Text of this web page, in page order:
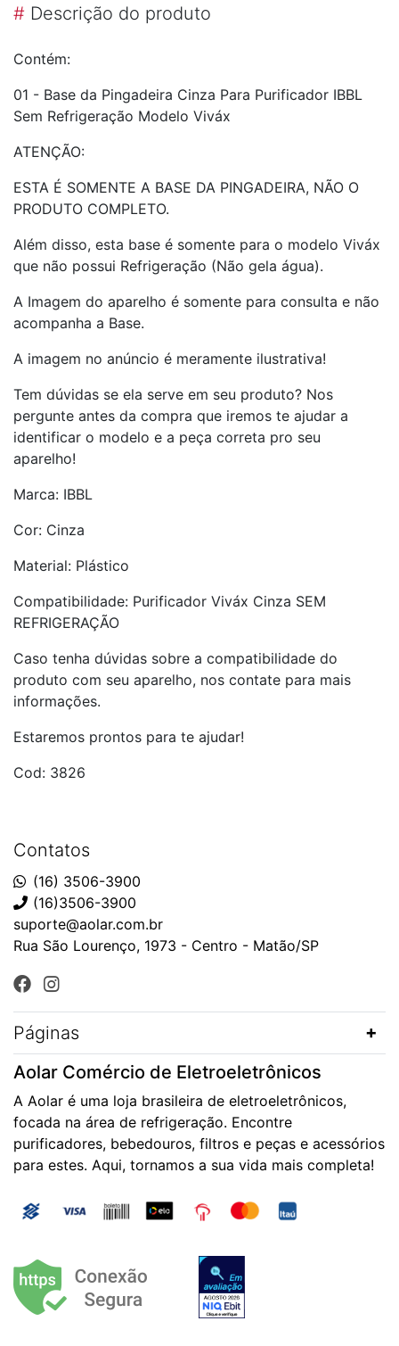
# Descrição do produto
Contém:
01 - Base da Pingadeira Cinza Para Purificador IBBL
Sem Refrigeração Modelo Viváx
ATENÇÃO:
ESTA É SOMENTE A BASE DA PINGADEIRA, NÃO O
PRODUTO COMPLETO.
Além disso, esta base é somente para o modelo Viváx
que não possui Refrigeração (Não gela água).
A Imagem do aparelho é somente para consulta e não
acompanha a Base.
A imagem no anúncio é meramente ilustrativa!
Tem dúvidas se ela serve em seu produto? Nos
pergunte antes da compra que iremos te ajudar a
identificar o modelo e a peça correta pro seu
aparelho!
Marca: IBBL
Cor: Cinza
Material: Plástico
Compatibilidade: Purificador Viváx Cinza SEM
REFRIGERAÇÃO
Caso tenha dúvidas sobre a compatibilidade do
produto com seu aparelho, nos contate para mais
informações.
Estaremos prontos para te ajudar!
Cod: 3826
Contatos
(16) 3506-3900
(16)3506-3900
suporte@aolar.com.br
Rua São Lourenço, 1973 - Centro - Matão/SP
Páginas
Aolar Comércio de Eletroeletrônicos
A Aolar é uma loja brasileira de eletroeletrônicos,
focada na área de refrigeração. Encontre
purificadores, bebedouros, filtros e peças e acessórios
para estes. Aqui, tornamos a sua vida mais completa!